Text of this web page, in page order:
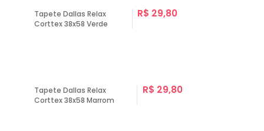
Tapete Dallas Relax
Corttex 38x58 Verde
R$ 29,80
Tapete Dallas Relax
Corttex 38x58 Marrom
R$ 29,80